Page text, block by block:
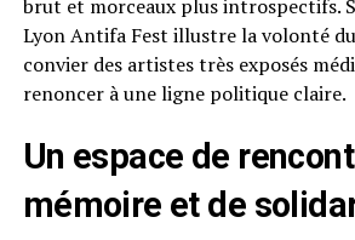
brut et morceaux plus introspectifs.
Lyon Antifa Fest illustre la volonté
convier des artistes très exposés
renoncer à une ligne politique claire.
Un espace de
mémoire et de